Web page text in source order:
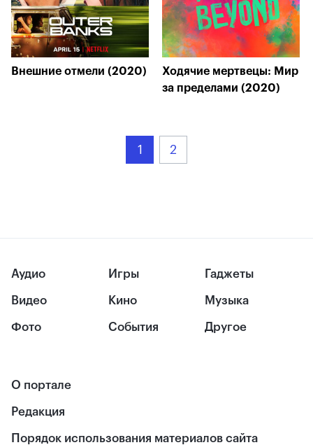
Внешние отмели (2020)
Ходячие мертвецы: Мир
за пределами (2020)
1 2
Аудио
Видео
Фото
Игры
Кино
События
Гаджеты
Музыка
Другое
О портале
Редакция
Порядок использования материалов сайта